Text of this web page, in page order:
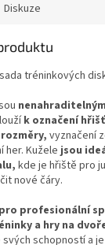
Diskuze
tréninkových
k označení
vyznačení
her. Kuželejsou
kde je hřiště pro
nové čáry.
pro profesionální
a hry na
schopností a